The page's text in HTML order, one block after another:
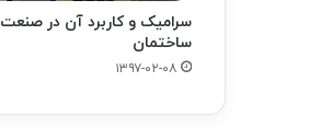
سرامیک و کاربرد آن در صنعت
ساختمان
۱۳۹۷-۰۲-۰۸